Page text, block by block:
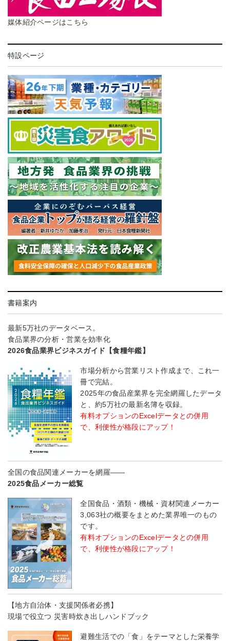
媒体紹介ページはこちら
特設ページ
書籍案内
最新5万社のデータベース。
食品業界の分析・営業を効率化
2026食品業界ビジネスガイド【食糧年鑑】
市場分析から営業リスト作成まで、これ一
冊で完結。
2025年の食品産業界を完全網羅したデータ
と、約5万社の最新名簿を収録。
有料オプションのExcelデータとの併用
で、利便性が格段にアップ！
全国の食品関連メーカーを網羅――
2025食品メーカー総覧
全国食品・酒類・機械・資材関連メーカー
3,063社の概要をまとめた業界唯一のもの
です。
有料オプションのExcelデータとの併用
で、利便性が格段にアップ！
【地方自治体・支援関係者必携】
現場で役立つ 災害時炊き出しハンドブック
避難生活での「食」をテーマとした栄養学